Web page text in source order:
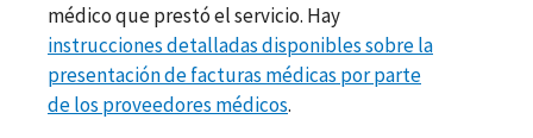
médico que prestó el servicio. Hay
instrucciones detalladas disponibles sobre la
presentación de facturas médicas por parte
de los proveedores médicos.